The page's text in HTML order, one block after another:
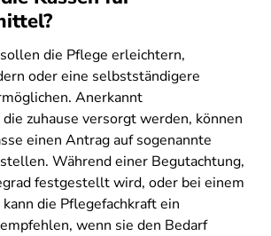
die Pflege erleichtern,
oder eine selbstständigere
Anerkannt
zuhause versorgt werden, können
einen Antrag auf sogenannte
Während einer Begutachtung,
festgestellt wird, oder bei einem
die Pflegefachkraft ein
wenn sie den Bedarf